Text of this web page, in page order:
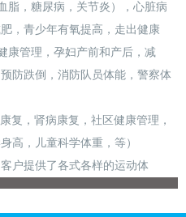
脂，糖尿病，关节炎），心脏病
，青少年有氧提高，走出健康
康管理，孕妇产前和产后，减
防跌倒，消防队员体能，警察体
复，肾病康复，社区健康管理，
高，儿童科学体重，等）
户提供了各式各样的运动体